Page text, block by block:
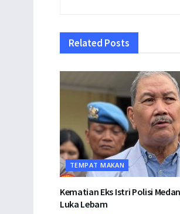
Related Posts
TEMPAT MAKAN
Kematian Eks Istri Polisi
Luka Lebam